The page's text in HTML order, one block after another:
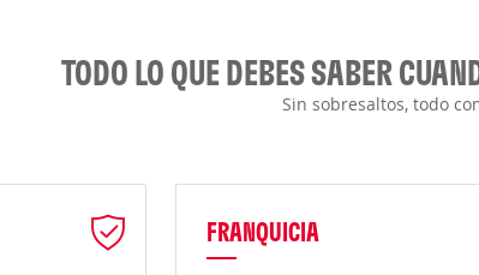
TODO LO QUE DEBES SABER
Sin sobresaltos, todo
FRANQUICIA